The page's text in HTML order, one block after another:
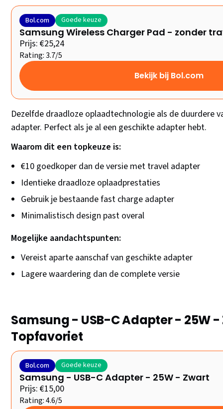
Bol.com Goede keuze
Samsung Wireless Charger Pad - zonder
Prijs: €25,24
Rating: 3.7/5
Bekijk bij Bol.com
Dezelfde draadloze oplaadtechnologie als de duurdere
adapter. Perfect als je al een geschikte adapter hebt.
Waarom dit een topkeuze is:
€10 goedkoper dan de versie met travel adapter
Identieke draadloze oplaadprestaties
Gebruik je bestaande fast charge adapter
Minimalistisch design past overal
Mogelijke aandachtspunten:
Vereist aparte aanschaf van geschikte adapter
Lagere waardering dan de complete versie
Samsung - USB-C Adapter - 25W
Topfavoriet
Bol.com Goede keuze
Samsung - USB-C Adapter - 25W - Zwart
Prijs: €15,00
Rating: 4.6/5